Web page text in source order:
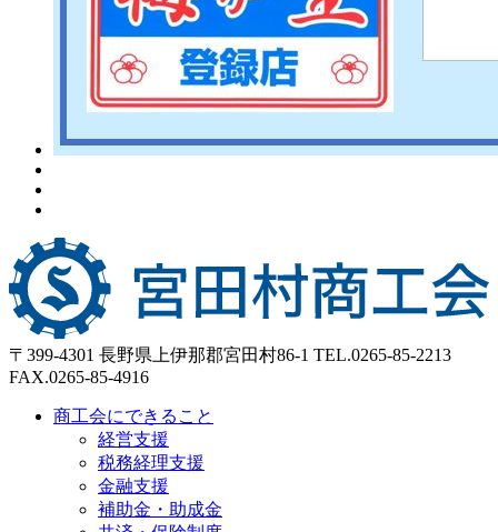
〒399-4301 長野県上伊那郡宮田村86-1 TEL.0265-85-2213
FAX.0265-85-4916
商工会にできること
経営支援
税務経理支援
金融支援
補助金・助成金